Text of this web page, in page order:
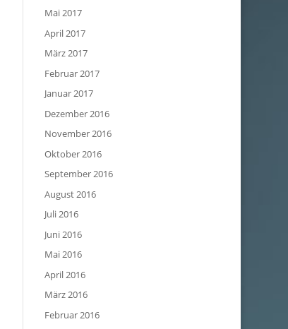
Mai 2017
April 2017
März 2017
Februar 2017
Januar 2017
Dezember 2016
November 2016
Oktober 2016
September 2016
August 2016
Juli 2016
Juni 2016
Mai 2016
April 2016
März 2016
Februar 2016